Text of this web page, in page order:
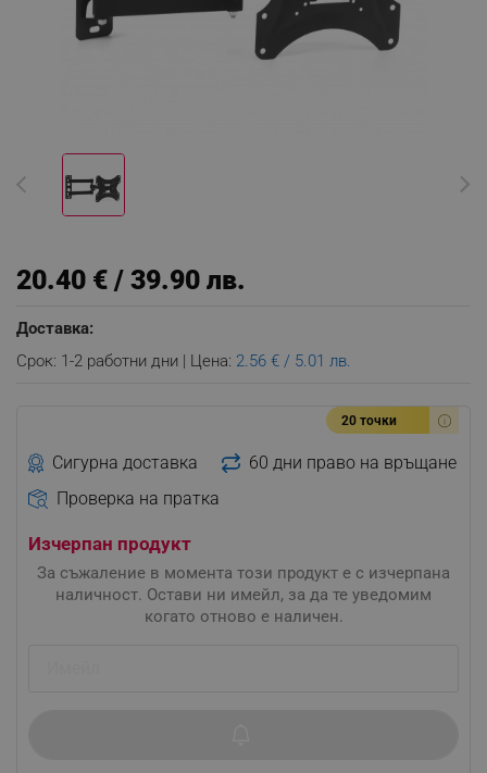
20.40 € / 39.90 лв.
Доставка:
Срок: 1-2 работни дни | Цена: 2.56 € / 5.01 лв.
20 точки
Сигурна доставка
60 дни право на връщане
Проверка на пратка
Изчерпан продукт
За съжаление в момента този продукт е с изчерпана
наличност. Остави ни имейл, за да те уведомим
когато отново е наличен.